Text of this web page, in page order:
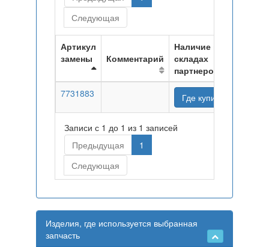
Следующая
Артикул
замены
Комментарий
Наличие на
складах
партнеров
7731883
Где купить
Записи с 1 до 1 из 1 записей
Предыдущая
1
Следующая
Изделия, где используется выбранная
запчасть